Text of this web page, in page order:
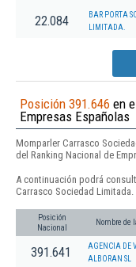
22.084
BAR PORTA
LIMITADA.
Posición 391.646 en
Empresas Españolas
Momparler Carrasco
del Ranking Nacional de
A continuación podrá
Carrasco Sociedad
Posición
Nacional
Nombre de
391.641
AGENCIA DE
ALBORAN SL